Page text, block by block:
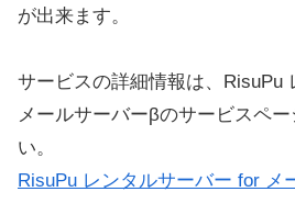
が出来ます。
サービスの詳細情報は、RisuPu
メールサーバーβのサービスペ
い。
RisuPu レンタルサーバー for メ